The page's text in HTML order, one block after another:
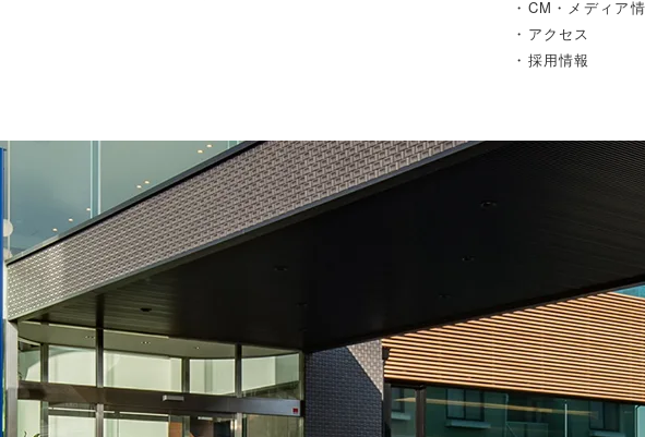
・CM・メディア
・アクセス
・採用情報